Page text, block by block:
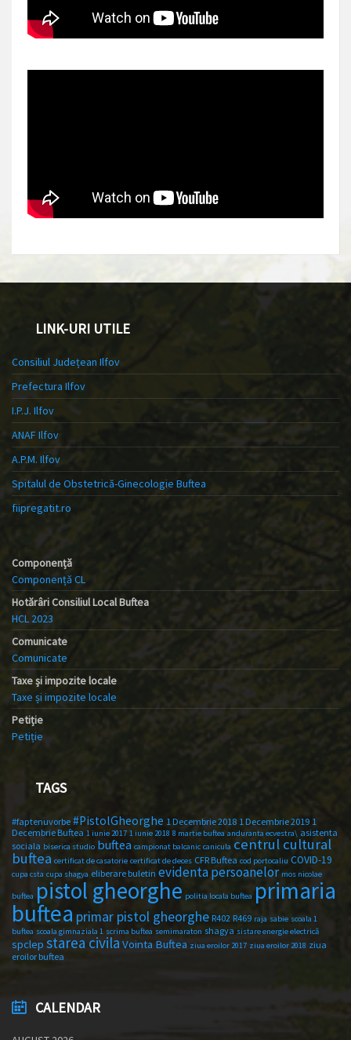
LINK-URI UTILE
Consiliul Județean Ilfov
Prefectura Ilfov
I.P.J. Ilfov
ANAF Ilfov
A.P.M. Ilfov
Spitalul de Obstetrică-Ginecologie Buftea
fiipregatit.ro
Componență
Componență CL
Hotărâri Consiliul Local Buftea
HCL 2023
Comunicate
Comunicate
Taxe și impozite locale
Taxe și impozite locale
Petiție
Petiție
TAGS
#faptenuvorbe #PistolGheorghe 1 Decembrie 2018 1 Decembrie 2019 1
Decembrie Buftea 1 iunie 2017 1 iunie 2018 8 martie buftea anduranta ecvestra\ asistenta
sociala biserica studio buftea campionat balcanic canicula centrul cultural
buftea certificat de casatorie certificat de deces CFR Buftea cod portocaliu COVID-19
cupa csta cupa shagya eliberare buletin evidenta persoanelor mos nicolae
buftea pistol gheorghe politia locala buftea primaria
buftea primar pistol gheorghe R402 R469 raja sabie scoala 1
buftea scoala gimnaziala 1 scrima buftea semimaraton shagya sistare energie electrică
spclep starea civila Vointa Buftea ziua eroilor 2017 ziua eroilor 2018 ziua
eroilor buftea
CALENDAR